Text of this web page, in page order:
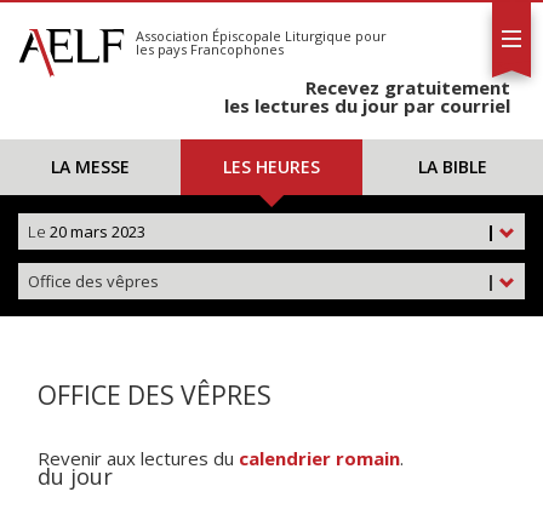
S'abonner
Calendrier
Association Épiscopale Liturgique pour
les pays Francophones
Recevez gratuitement
les lectures du jour par courriel
LA MESSE LES HEURES LA BIBLE
|
Le 20 mars 2023
|
Office des vêpres
OFFICE DES VÊPRES
Revenir aux lectures du calendrier romain.
du jour